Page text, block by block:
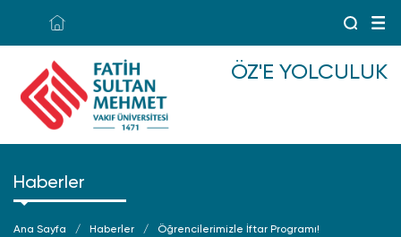
ÖZ'E YOLCULUK
Haberler
Ana Sayfa Haberler Öğrencilerimizle İftar Programı!